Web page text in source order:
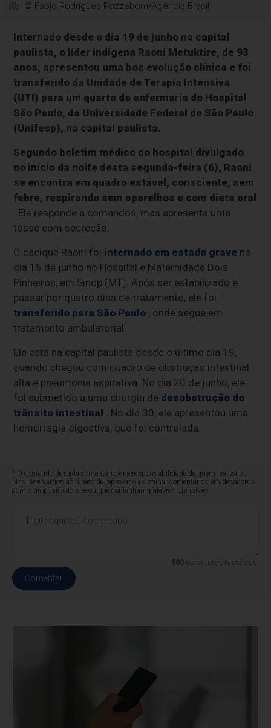
© Fabio Rodrigues Pozzebom/Agência Brasil
Internado desde o dia 19 de junho na capital
paulista, o líder indígena Raoni Metuktire, de 93
anos, apresentou uma boa evolução clínica e foi
transferido da Unidade de Terapia Intensiva
(UTI) para um quarto de enfermaria do Hospital
São Paulo, da Universidade Federal de São Paulo
(Unifesp), na capital paulista.
Segundo boletim médico do hospital divulgado
no início da noite desta segunda-feira (6), Raoni
se encontra em quadro estável, consciente, sem
febre, respirando sem aparelhos e com dieta oral
. Ele responde a comandos, mas apresenta uma
tosse com secreção.
O cacique Raoni foi internado em estado grave no
dia 15 de junho no Hospital e Maternidade Dois
Pinheiros, em Sinop (MT). Após ser estabilizado e
passar por quatro dias de tratamento, ele foi
transferido para São Paulo , onde segue em
tratamento ambulatorial.
Ele está na capital paulista desde o último dia 19,
quando chegou com quadro de obstrução intestinal
alta e pneumonia aspirativa. No dia 20 de junho, ele
foi submetido a uma cirurgia de desobstrução do
trânsito intestinal . No dia 30, ele apresentou uma
hemorragia digestiva, que foi controlada.
* O conteúdo de cada comentário é de responsabilidade de quem realizá-lo.
Nos reservamos ao direito de reprovar ou eliminar comentários em desacordo
com o propósito do site ou que contenham palavras ofensivas.
500caracteres restantes.
Comentar